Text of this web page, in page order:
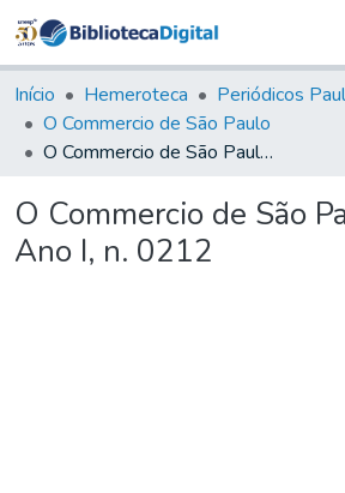
&
Coleções
Tudo na
Biblioteca
Estatísticas
Início Hemeroteca
Periódicos
O Commercio de São Paulo
O Commercio de São Paulo, 1893, Ano I, n. 0212
O Commercio de São
Ano I, n. 0212